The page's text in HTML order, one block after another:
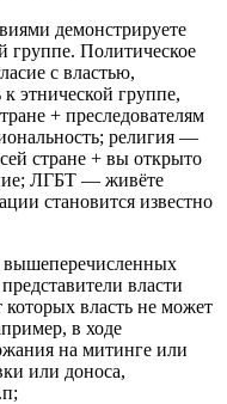
демонстрируете
группе. Политическое
с властью,
этнической группе,
+ преследователям
религия —
стране + вы открыто
ЛГБТ — живёте
становится известно
власти
власть не может
в ходе
на митинге или
или доноса,